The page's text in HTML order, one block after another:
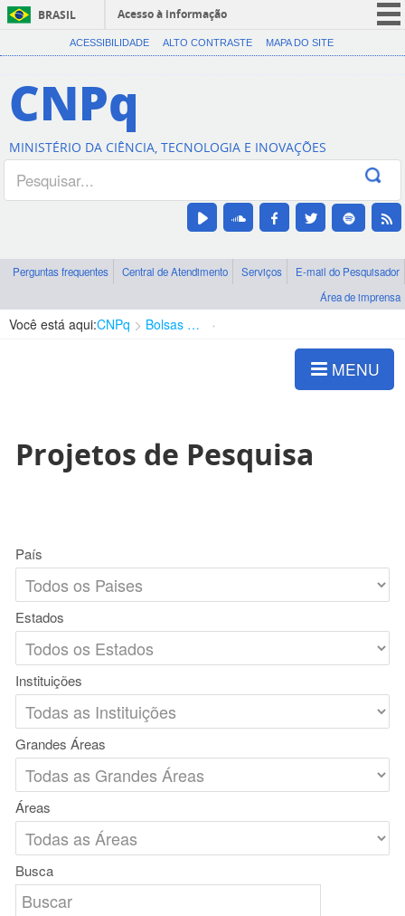
BRASIL
Acesso à informação
CORONAVÍRUS (COVID-19)
Canais
ACESSIBILIDADE ALTO CONTRASTE MAPA DO SITE
CNPq
MINISTÉRIO DA CIÊNCIA, TECNOLOGIA E INOVAÇÕES
Perguntas frequentes Central de Atendimento Serviços
E-mail do Pesquisador
Área de imprensa
Você está aqui:CNPq Bolsas e Auxílios Vigentes
MENU
Projetos de Pesquisa
País
Estados
Instituições
Grandes Áreas
Áreas
Busca